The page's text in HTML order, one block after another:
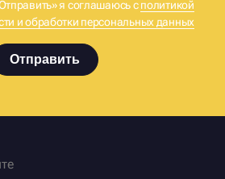
я соглашаюсь сполитикой
и обработки персональных данных
Отправить